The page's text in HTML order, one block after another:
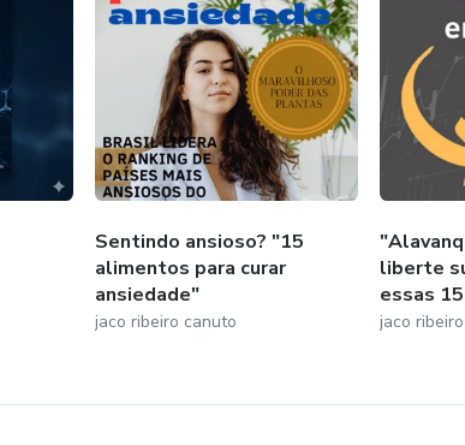
transformar sua vida e negócio, estou aqui para
desafios.
Sentindo ansioso? "15
alimentos para curar
ansiedade"
jaco ribeiro canuto
liberte
essas
jaco